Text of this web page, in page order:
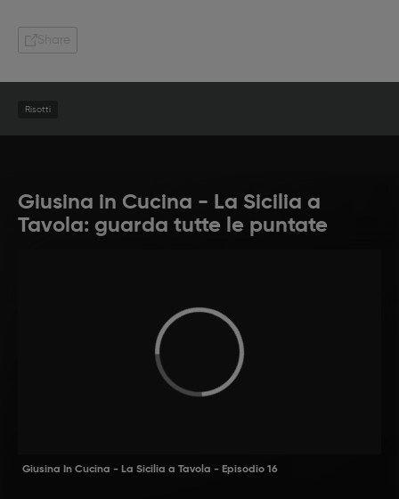
Share
Risotti
Giusina in Cucina - La Sicilia a
Tavola: guarda tutte le puntate
Giusina In Cucina - La Sicilia a Tavola - Episodio 16